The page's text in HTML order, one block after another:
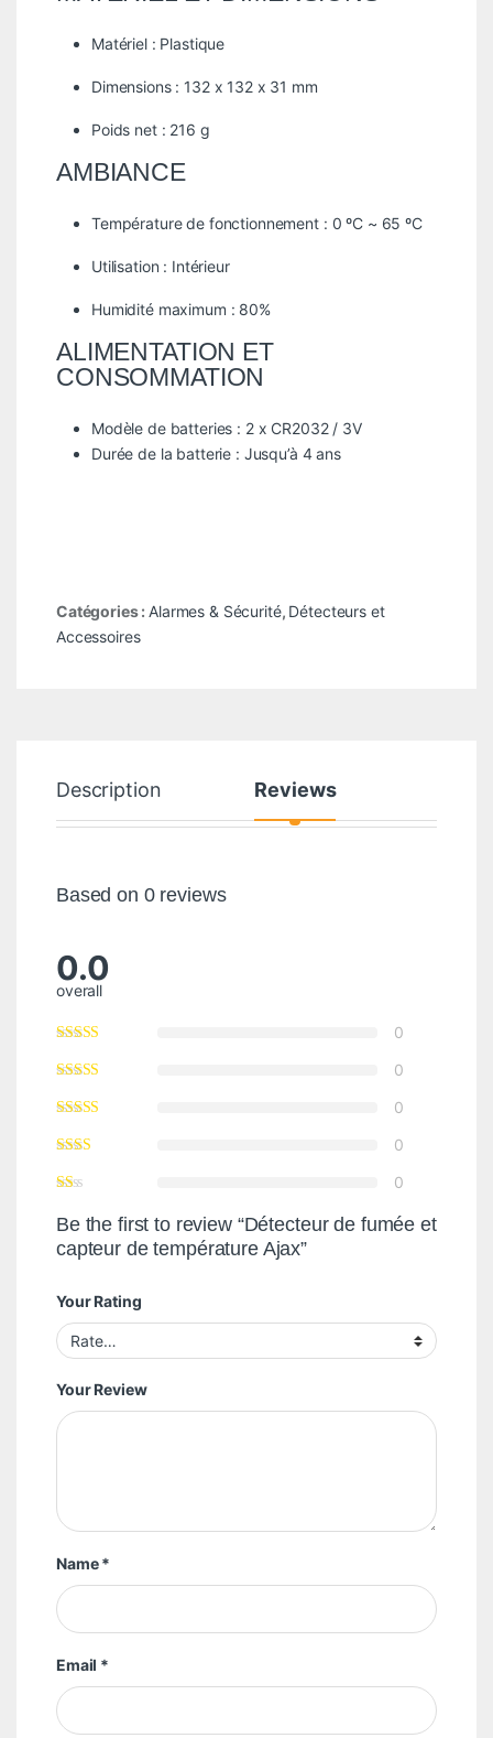
Matériel : Plastique
Dimensions : 132 x 132 x 31 mm
Poids net : 216 g
AMBIANCE
Température de fonctionnement : 0 ºC ~ 65 ºC
Utilisation : Intérieur
Humidité maximum : 80%
ALIMENTATION ET
CONSOMMATION
Modèle de batteries : 2 x CR2032 / 3V
Durée de la batterie : Jusqu’à 4 ans
Catégories : Alarmes & Sécurité, Détecteurs et
Accessoires
Description Reviews
Based on 0 reviews
0.0
overall
0
0
0
0
0
Be the first to review “Détecteur de fumée et
capteur de température Ajax”
Your Rating
Your Review
Name*
Email *